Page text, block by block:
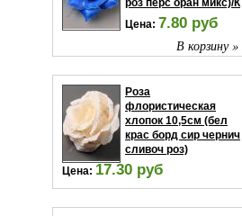
роз перс оран микс)/К
Цена: 7.80 руб
В корзину »
Роза
флористическая
хлопок 10,5см (бел
крас борд сир чернич
сливоч роз)
Цена: 17.30 руб
В корзину »